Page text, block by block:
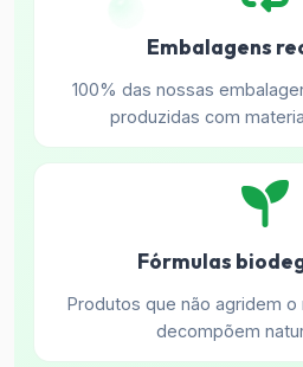
Embalagens
100% das nossas
produzidas com
Fórmulas
Produtos que não agridem
decompõem